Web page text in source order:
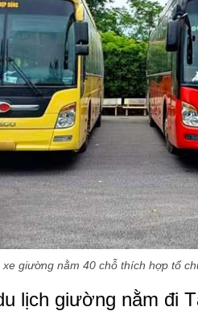
xe giường nằm 40 chỗ thích hợp tổ
lịch giường nằm đi